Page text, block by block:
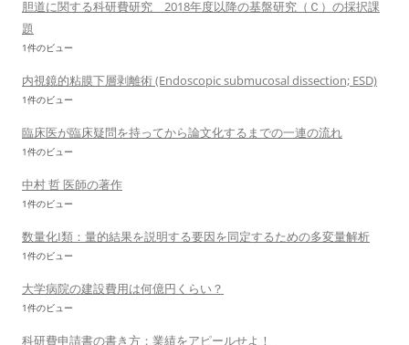
胆道に関する科研費研究 2018年度以降の基盤研究（Ｃ）の採択課
題
1件のビュー
内視鏡的粘膜下層剥離術 (Endoscopic submucosal dissection; ESD)
1件のビュー
臨床医が臨床疑問を持ってから論文化するまでの一連の流れ
1件のビュー
中村 哲 医師の著作
1件のビュー
数量化I類：量的結果を説明する要因を同定するための多変量解析
1件のビュー
大学病院の建設費用は何億円くらい？
1件のビュー
科研費申請書の書き方：業績をアピールせよ！